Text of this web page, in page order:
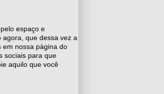
espaço e
que dessa vez a
em nossa página do
sociais para que
aquilo que você